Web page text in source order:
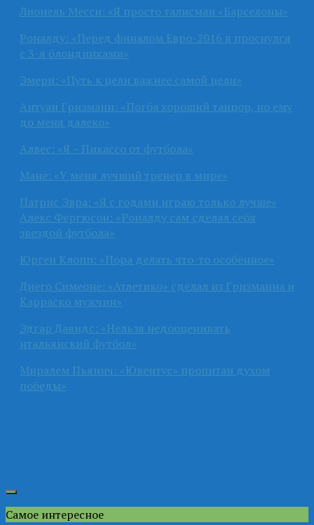
Лионель Месси: «Я просто талисман «Барселоны»
Роналду: «Перед финалом Евро-2016 я проснулся
с 3-я блондинками»
Эмери: «Путь к цели важнее самой цели»
Антуан Гризманн: «Погба хороший танцор, но ему
до меня далеко»
Алвес: «Я – Пикассо от футбола»
Мане: «У меня лучший тренер в мире»
Патрис Эвра: «Я с годами играю только лучше»
Алекс Фергюсон: «Роналду сам сделал себя
звездой футбола»
Юрген Клопп: «Пора делать что-то особенное»
Диего Симеоне: «Атлетико» сделал из Гризманна и
Карраско мужчин»
Эдгар Давидс: «Нельзя недооценивать
итальянский футбол»
Миралем Пьянич: «Ювентус» пропитан духом
победы»
Самое интересное